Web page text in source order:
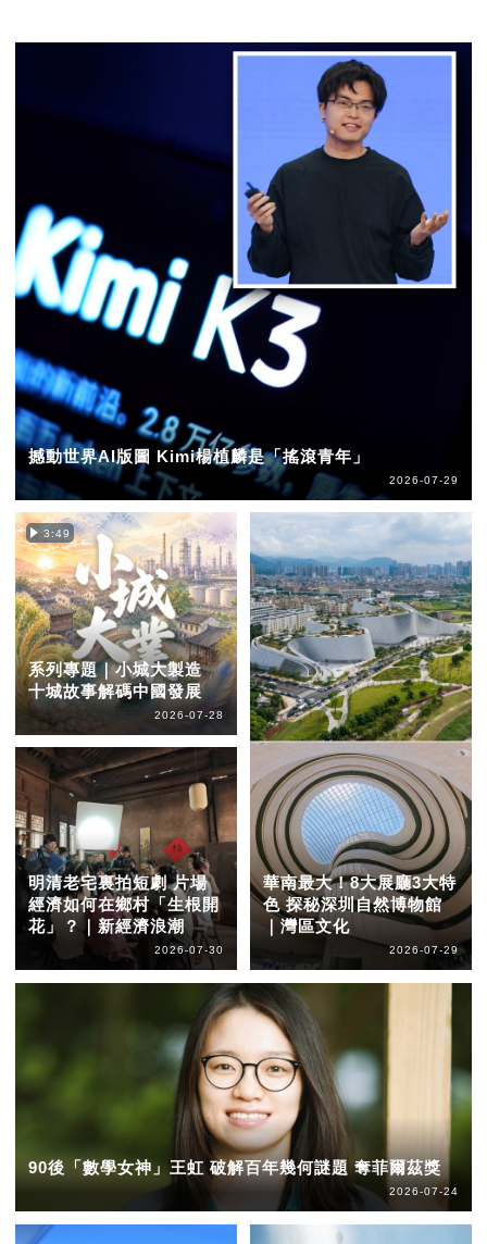
撼動世界AI版圖 Kimi楊植麟是「搖滾青年」
2026-07-29
3:49
系列專題｜小城大製造
十城故事解碼中國發展
2026-07-28
明清老宅裏拍短劇 片場
經濟如何在鄉村「生根開
花」？｜新經濟浪潮
2026-07-30
華南最大！8大展廳3大特
色 探秘深圳自然博物館
｜灣區文化
2026-07-29
90後「數學女神」王虹 破解百年幾何謎題 奪菲爾茲獎
2026-07-24